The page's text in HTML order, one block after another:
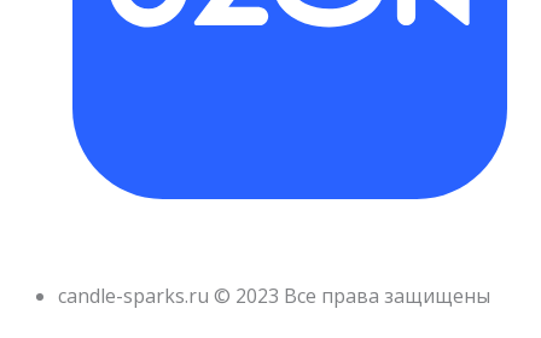
candle-sparks.ru © 2023 Все права защищены